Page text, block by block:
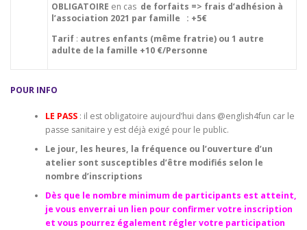
OBLIGATOIRE en cas de forfaits => frais d’adhésion à
l’association 2021 par famille : +5€
Tarif : autres enfants (même fratrie) ou 1 autre
adulte de la famille +10 €/Personne
POUR INFO
LE PASS: il est obligatoire aujourd’hui dans @english4fun car le
passe sanitaire y est déjà exigé pour le public.
Le jour, les heures, la fréquence ou l’ouverture d’un
atelier sont susceptibles d’être modifiés selon le
nombre d’inscriptions
Dès que le nombre minimum de participants est atteint,
je vous enverrai un lien pour confirmer votre inscription
et vous pourrez également régler votre participation